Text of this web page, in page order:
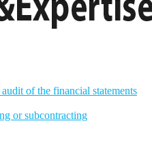
of the financial statements
or subcontracting